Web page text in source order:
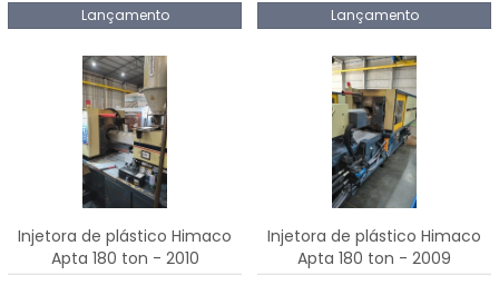
Lançamento Lançamento
Injetora de plástico Himaco
Apta 180 ton - 2010
Injetora de plástico Himaco
Apta 180 ton - 2009